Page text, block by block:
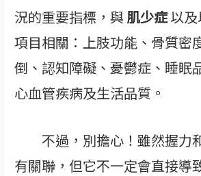
況的重要指標，與肌少症以及
項目相關：上肢功能、骨質密
倒、認知障礙、憂鬱症、睡眠
心血管疾病及生活品質。
不過，別擔心！雖然握力
有關聯，但它不一定會直接導